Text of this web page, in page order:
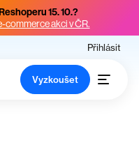
15. 10.?
commerce akci v ČR.
Přihlásit
Vyzkoušet